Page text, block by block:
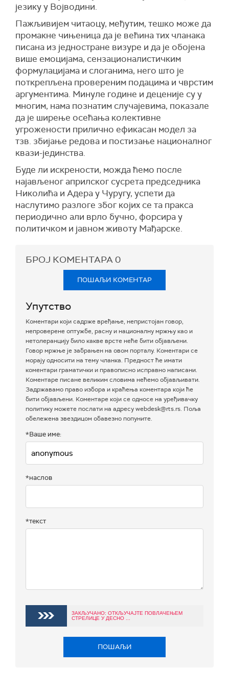
језику у Војводини.
Пажљивијем читаоцу, међутим, тешко може да
промакне чињеница да је већина тих чланака
писана из једностране визуре и да је обојена
више емоцијама, сензационалистичким
формулацијама и слоганима, него што је
поткрепљена провереним подацима и чврстим
аргументима. Минуле године и деценије су у
многим, нама познатим случајевима, показале
да је ширење осећања колективне
угрожености прилично ефикасан модел за
тзв. збијање редова и постизање националног
квази-јединства.
Буде ли искрености, можда ћемо после
најављеног априлског сусрета председника
Николића и Адерa у Чуругу, успети да
наслутимо разлоге због којих се та пракса
периодично али врло бучно, форсира у
политичком и јавном животу Мађарске.
БРОЈ КОМЕНТАРА0
ПОШАЉИ КОМЕНТАР
Упутство
Коментари који садрже вређање, непристојан говор,
непроверене оптужбе, расну и националну мржњу као и
нетолеранцију било какве врсте неће бити објављени.
Говор мржње је забрањен на овом порталу. Коментари се
морају односити на тему чланка. Предност ће имати
коментари граматички и правописно исправно написани.
Коментаре писане великим словима нећемо објављивати.
Задржавамо право избора и краћења коментара који ће
бити објављени. Коментаре који се односе на уређивачку
политику можете послати на адресу webdesk@rts.rs. Поља
обележена звездицом обавезно попуните.
*Ваше име:
*наслов
*текст
ЗАКЉУЧАНО: ОТКЉУЧАЈТЕ ПОВЛАЧЕЊЕМ
СТРЕЛИЦЕ У ДЕСНО ...
ПОШАЉИ